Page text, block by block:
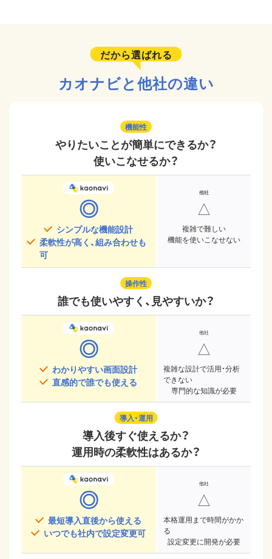
だから選ばれる
カオナビと他社の違い
機能性
やりたいことが簡単にできるか？
使いこなせるか？
◎
シンプルな機能設計
柔軟性が高く、組み合わせも
可
△
複雑で難しい
機能を使いこなせない
操作性
誰でも使いやすく、見やすいか？
◎
わかりやすい画面設計
直感的で誰でも使える
△
複雑な設計で活用・分析
できない
専門的な知識が必要
導入・運用
導入後すぐ使えるか？
運用時の柔軟性はあるか？
◎
最短導入直後から使える
いつでも社内で設定変更可
△
本格運用まで時間がかか
る
設定変更に開発が必要